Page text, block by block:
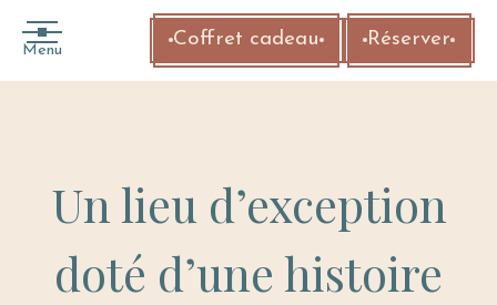
Menu
Coffret cadeau Réserver
Un lieu d’exception
doté d’une histoire